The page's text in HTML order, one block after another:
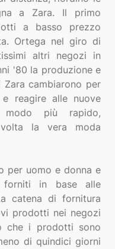
a Zara. Il primo
a basso prezzo
Ortega nel giro di
altri negozi in
'80 la produzione e
cambiarono per
reagire alle nuove
più rapido,
la vera moda
per uomo e donna e
forniti in base alle
catena di fornitura
prodotti nei negozi
che i prodotti sono
di quindici giorni